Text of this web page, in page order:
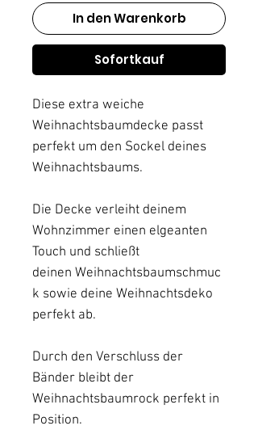
In den Warenkorb
Sofortkauf
Diese extra weiche
Weihnachtsbaumdecke passt
perfekt um den Sockel deines
Weihnachtsbaums.
Die Decke verleiht deinem
Wohnzimmer einen elgeanten
Touch und schließt
deinen Weihnachtsbaumschmuc
k sowie deine Weihnachtsdeko
perfekt ab.
Durch den Verschluss der
Bänder bleibt der
Weihnachtsbaumrock perfekt in
Position.